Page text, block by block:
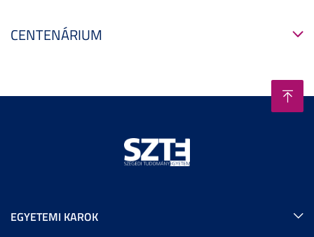
CENTENÁRIUM
EGYETEMI KAROK